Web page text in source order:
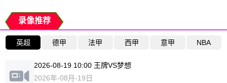
录像推荐
英超 德甲 法甲 西甲 意甲 NBA
2026-08-19 10:00 王牌VS梦想
2026年-08月-19日